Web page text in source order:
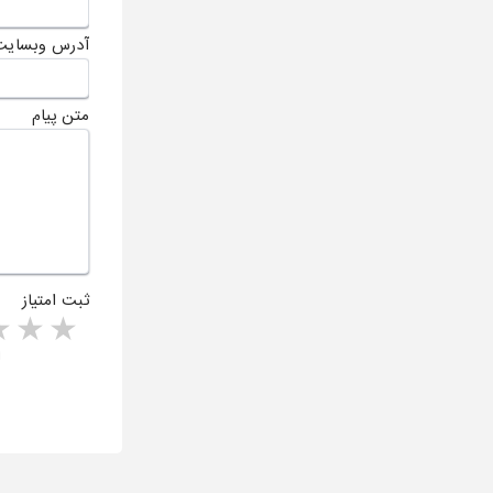
آدرس
متن پیام
ثبت امتیاز
1 star